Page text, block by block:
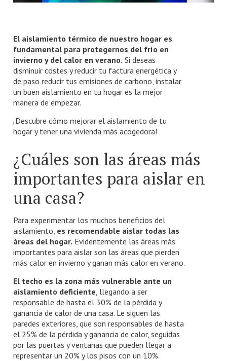
El aislamiento térmico de nuestro hogar es
fundamental para protegernos del frío en
invierno y del calor en verano. Si deseas
disminuir costes y reducir tu factura energética y
de paso reducir tus emisiones de carbono, instalar
un buen aislamiento en tu hogar es la mejor
manera de empezar.
¡Descubre cómo mejorar el aislamiento de tu
hogar y tener una vivienda más acogedora!
¿Cuáles son las áreas más
importantes para aislar en
una casa?
Para experimentar los muchos beneficios del
aislamiento, es recomendable aislar todas las
áreas del hogar. Evidentemente las áreas más
importantes para aislar son las áreas que pierden
más calor en invierno y ganan más calor en verano.
El techo es la zona más vulnerable ante un
aislamiento deficiente , llegando a ser
responsable de hasta el 30% de la pérdida y
ganancia de calor de una casa. Le siguen las
paredes exteriores, que son responsables de hasta
el 25% de la pérdida y ganancia de calor, seguidas
por las puertas y ventanas que pueden llegar a
representar un 20% y los pisos con un 10%.